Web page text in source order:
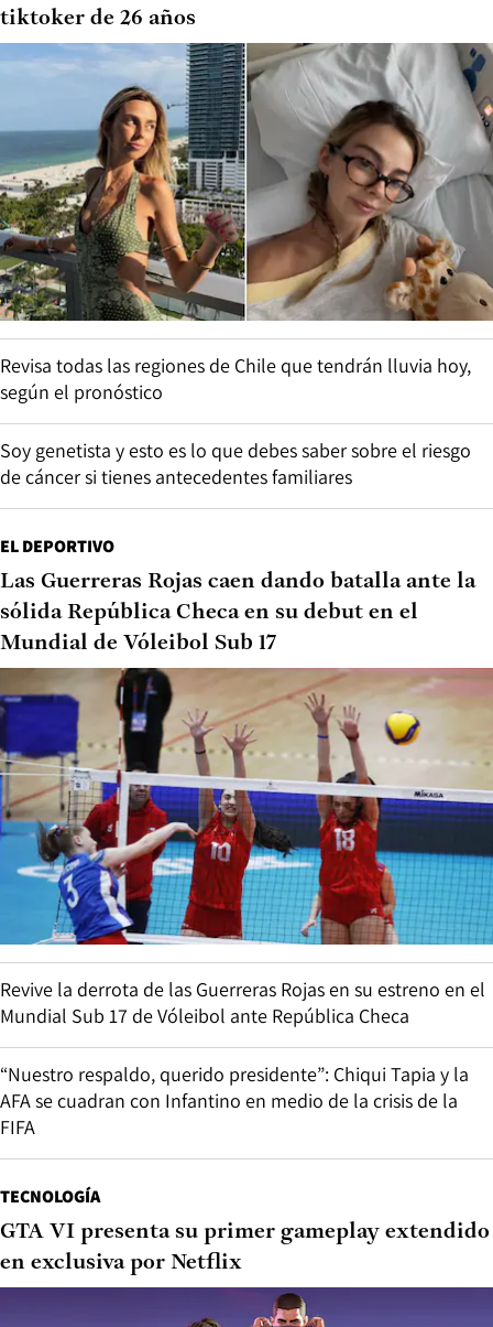
tiktoker de 26 años
Revisa todas las regiones de Chile que tendrán lluvia hoy,
según el pronóstico
Soy genetista y esto es lo que debes saber sobre el riesgo
de cáncer si tienes antecedentes familiares
EL DEPORTIVO
Las Guerreras Rojas caen dando batalla ante la
sólida República Checa en su debut en el
Mundial de Vóleibol Sub 17
Revive la derrota de las Guerreras Rojas en su estreno en el
Mundial Sub 17 de Vóleibol ante República Checa
“Nuestro respaldo, querido presidente”: Chiqui Tapia y la
AFA se cuadran con Infantino en medio de la crisis de la
FIFA
TECNOLOGÍA
GTA VI presenta su primer gameplay extendido
en exclusiva por Netflix